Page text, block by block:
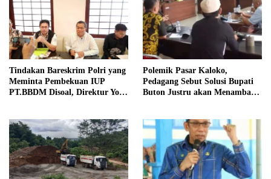
Tindakan Bareskrim Polri yang
Meminta Pembekuan IUP
PT.BBDM Disoal, Direktur Yory
Polemik Pasar Kaloko,
Pedagang Sebut Solusi Bupati
Buton Justru akan Menambah